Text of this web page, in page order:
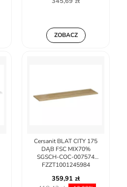
ZOBACZ
Cersanit BLAT CITY 175
DĄB FSC MIX70%
SGSCH-COC-007574
FZZT1001245984
359,91 zł